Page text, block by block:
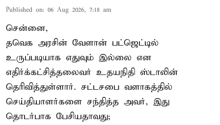
Published on: 06 Aug 2026, 7:18 am
சென்னை,
தவெக அரசின் வேளான் பட்ஜெட்டில்
உருப்படியாக எதுவும் இல்லை என
எதிர்க்கட்சித்தலைவர் உதயநிதி ஸ்டாலின்
தெரிவித்துள்ளார். சட்டசபை வளாகத்தில்
செய்தியாளர்களை சந்தித்த அவர், இது
தொடர்பாக பேசியதாவது;